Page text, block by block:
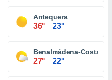
Antequera
36° 23°
Benalmádena-Costa
27° 22°